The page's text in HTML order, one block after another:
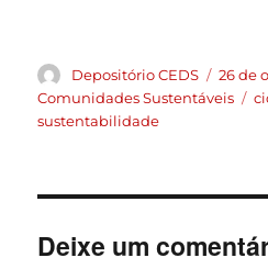
Depositório CEDS 26 de
Comunidades Sustentáveis
sustentabilidade
Deixe um